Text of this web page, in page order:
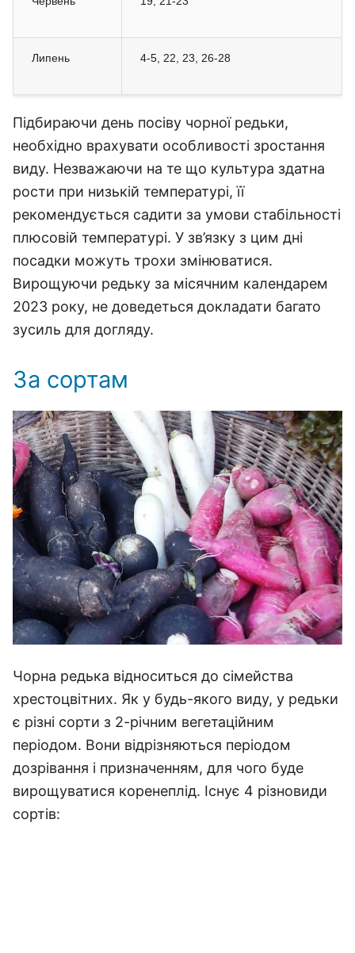
Липень 4-5, 22, 23, 26-28
Підбираючи день посіву чорної редьки,
необхідно врахувати особливості зростання
виду. Незважаючи на те що культура здатна
рости при низькій температурі, її
рекомендується садити за умови стабільності
плюсовій температурі. У зв’язку з цим дні
посадки можуть трохи змінюватися.
Вирощуючи редьку за місячним календарем
2023 року, не доведеться докладати багато
зусиль для догляду.
За сортам
Чорна редька відноситься до сімейства
хрестоцвітних. Як у будь-якого виду, у редьки
є різні сорти з 2-річним вегетаційним
періодом. Вони відрізняються періодом
дозрівання і призначенням, для чого буде
вирощуватися коренеплід. Існує 4 різновиди
сортів: